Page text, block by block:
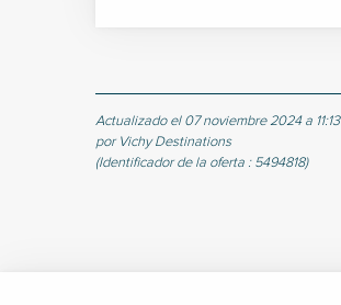
Actualizado el 07 noviembre 2024 a 11:13
por Vichy Destinations
(Identificador de la oferta : 5494818)